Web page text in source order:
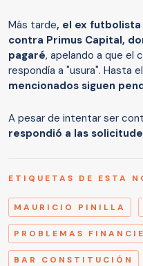
Más tarde, el ex
contra Primus Capital,
pagaré, apelando a que el
respondía a "usura". Hasta
mencionados siguen
A pesar de intentar ser
respondió a las
ETIQUETAS DE ESTA
MAURICIO PINILLA
PROBLEMAS
BAR CONSTITUCIÓN